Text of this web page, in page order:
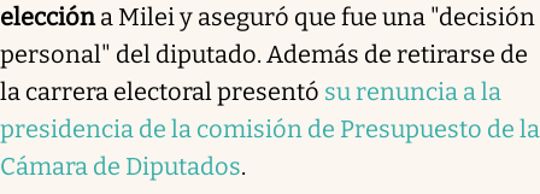
elección a Milei y aseguró que fue una "decisión
personal" del diputado. Además de retirarse de
la carrera electoral presentó su renuncia a la
presidencia de la comisión de Presupuesto de la
Cámara de Diputados.